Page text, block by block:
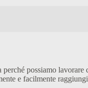
possiamo
e facilmente